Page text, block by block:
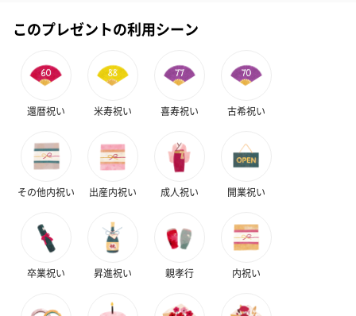
アールグレイ（HAPPY
BIRTHDAY TO YOU）
アールグレイティー
（660円）
このプレゼントの利用シーン
還暦祝い 米寿祝い 喜寿祝い 古希祝い
その他内祝い 出産内祝い 成人祝い 開業祝い
卒業祝い 昇進祝い 親孝行 内祝い